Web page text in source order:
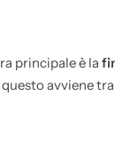
principale è la
avviene